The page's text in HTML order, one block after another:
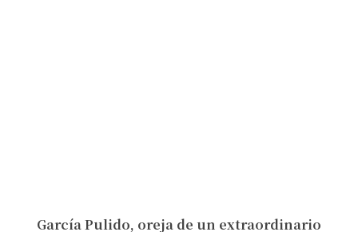
García Pulido, oreja de un extraordinario